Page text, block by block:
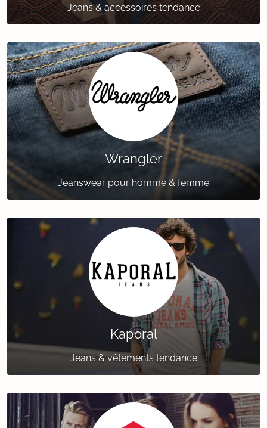
Jeans & accessoires tendance
Wrangler
Jeanswear pour homme & femme
Kaporal
Jeans & vêtements tendance